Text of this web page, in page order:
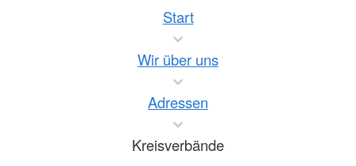
Start
Wir über uns
Adressen
Kreisverbände